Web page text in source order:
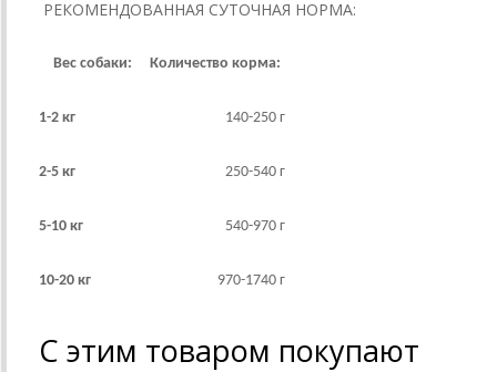
РЕКОМЕНДОВАННАЯ СУТОЧНАЯ НОРМА:
Вес собаки: Количество корма:
1-2 кг 140-250 г
2-5 кг 250-540 г
5-10 кг 540-970 г
10-20 кг 970-1740 г
С этим товаром покупают